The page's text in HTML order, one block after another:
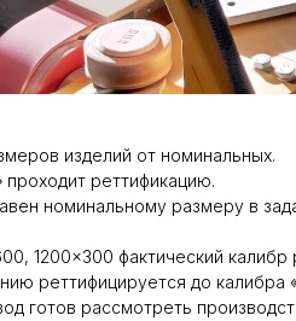
изделий от номинальных.
проходит реттификацию.
номинальному размеру в
1200×300 фактический калибр
реттифицируется до калибра
готов рассмотреть